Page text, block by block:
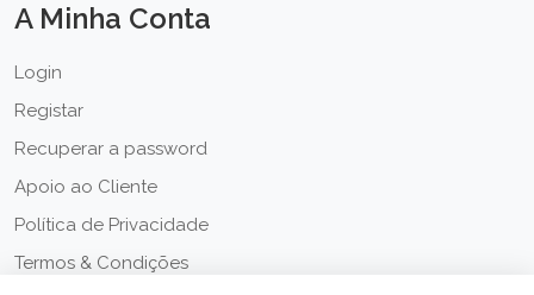
A Minha Conta
Login
Registar
Recuperar a password
Apoio ao Cliente
Política de Privacidade
Termos & Condições